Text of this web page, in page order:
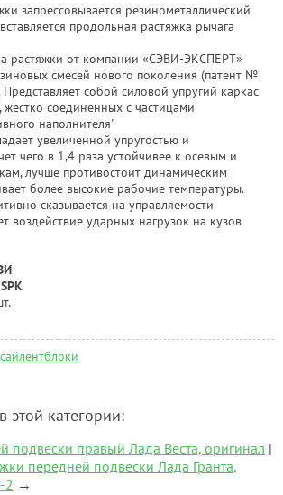
запрессовывается резинометаллический
продольная растяжка рычага
растяжки от компании «СЭВИ-ЭКСПЕРТ»
смесей нового поколения (патент №
собой силовой упругий каркас
жестко соединенных с частицами
наполнителя"
увеличенной упругостью и
чего в 1,4 раза устойчивее к осевым и
лучше противостоит динамическим
более высокие рабочие температуры.
сказывается на управляемости
воздействие ударных нагрузок на кузов
этой категории:
подвески правый Лада Веста, оригинал |
передней подвески Лада Гранта,
2 →